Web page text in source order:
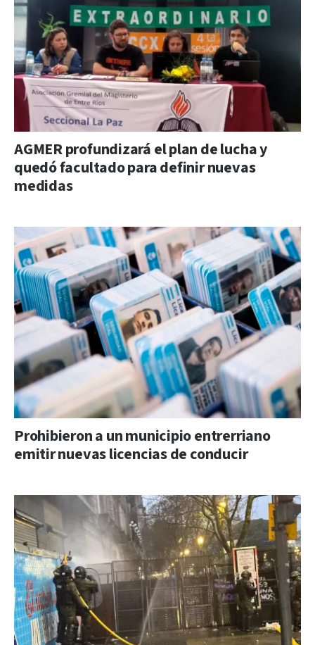
AGMER profundizará el plan de lucha y
quedó facultado para definir nuevas
medidas
Prohibieron a un municipio entrerriano
emitir nuevas licencias de conducir